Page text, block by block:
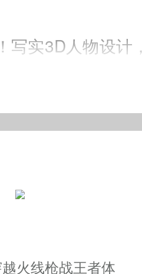
实3D人物设计
，阿里游戏
多维度创新升级
火线枪战王者体